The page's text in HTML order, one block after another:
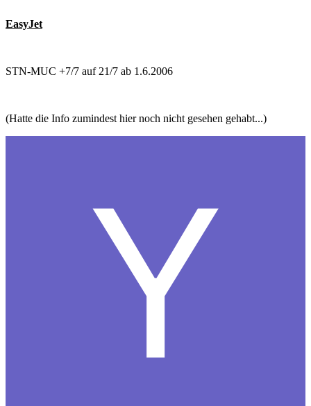
EasyJet
STN-MUC +7/7 auf 21/7 ab 1.6.2006
(Hatte die Info zumindest hier noch nicht gesehen gehabt...)